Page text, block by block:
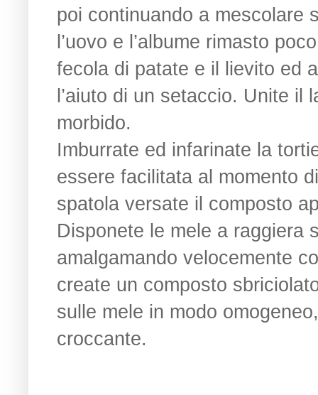
poi continuando a mescolare
l’uovo e l’albume rimasto
fecola di patate e il lievito ed
l’aiuto di un setaccio. Unite
morbido.
Imburrate ed infarinate la
essere facilitata al momento
spatola versate il composto
Disponete le mele a raggiera
amalgamando velocemente
create un composto
sulle mele in modo
croccante.